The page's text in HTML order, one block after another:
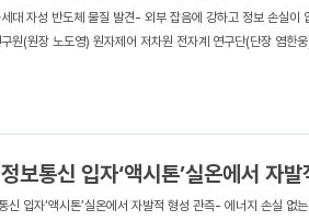
세대 자성 반도체 물질 발견- 외부 잡음에 강하고 정보 손실
원(원장 노도영) 원자제어 저차원 전자계 연구단(단장 염한
보통신 입자‘액시톤’실온에서 자
신 입자‘액시톤’실온에서 자발적 형성 관측- 에너지 손실